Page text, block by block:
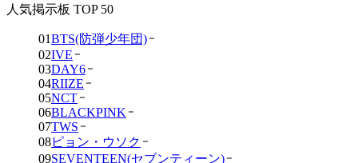
人気掲示板 TOP 50
01BTS(防弾少年団)
02IVE
03DAY6
04RIIZE
05NCT
06BLACKPINK
07TWS
08ピョン・ウソク
09SEVENTEEN(セブンティーン)